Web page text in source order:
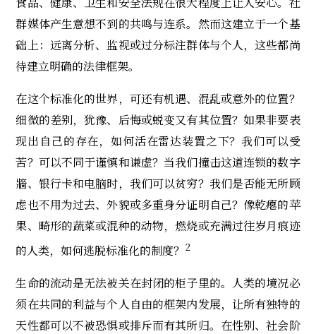
群媒体产生意想不到的共鸣与连系。然而这建立于一个基
础上：远离分析、监视或过分标注群体与个人，这些都尚
待建立明确的法律框架。
在这个标准化的世界，可还有机遇、混乱或意外的位置？
细微的差别，犹豫、后悔或蜕变又有其位置？如果非要表
现出自己的存在，如何活在雷达装置之下？我们可以受
苦？可以不同于谨慎和谦虚？当我们撞击这道连锁的数字
牆、银行卡和电脑时，我们可以贫穷？我们是否能无所顾
虑也不用为过去、外貌或多重身分证明自己？像乾瘪的苹
果、畸形的蔬菜或混种的动物，燃烧或充满过往岁月痕迹
的人类，如何逃脱标准化的制度？ 2
生命的流动是无法被关在封闭的柜子里的。人类的境况必
须在共同的利益与个人自由的框架内发展，让所有独特的
天性都可以不被恐惧或排斥而有其所归。在性别、社会阶